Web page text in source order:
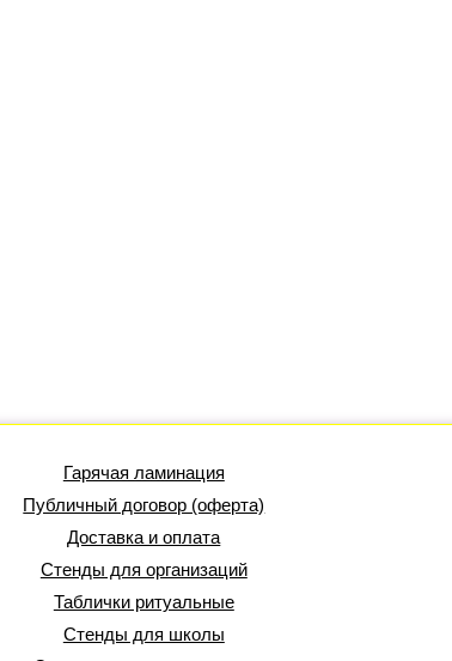
Гарячая ламинация
Публичный договор (оферта)
Доставка и оплата
Стенды для организаций
Таблички ритуальные
Стенды для школы